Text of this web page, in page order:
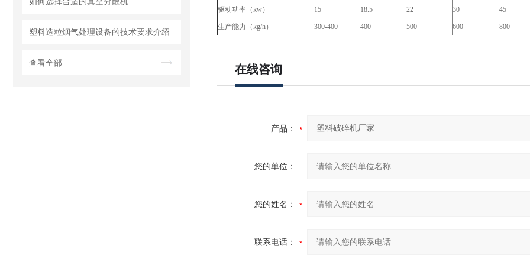
塑料造粒烟气处理设备的技术要求介绍
查看全部
驱动功率（kw） 15 18.5 22 30 45
生产能力（kg/h） 300-400 400 500 600 800
在线咨询
产品：
您的单位：
您的姓名：
联系电话：